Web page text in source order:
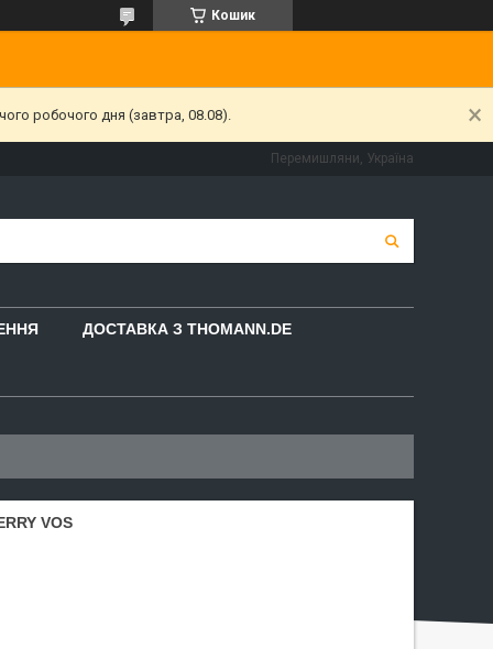
Кошик
робочого дня (завтра, 08.08).
Перемишляни, Україна
ДОСТАВКА З THOMANN.DE
VOS